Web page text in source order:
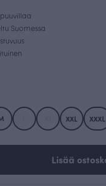
Suomessa
XXL XXXL
Lisää